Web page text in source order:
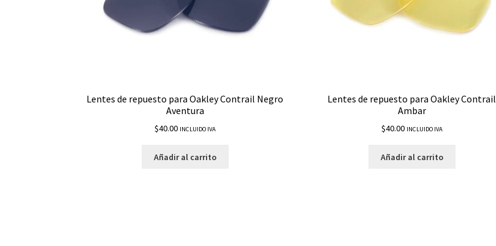
Lentes de repuesto para Oakley Contrail Negro
Aventura
$40.00 INCLUIDO IVA
Añadir al carrito
Lentes de repuesto para Oakley Contrail
Ambar
$40.00 INCLUIDO IVA
Añadir al carrito